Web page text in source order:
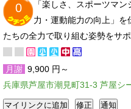
0
「楽しさ、スポーツマ
力・運動能力の向上」を
たちの全力で取り組む姿勢をサ
月謝 9,900 円～
兵庫県芦屋市潮見町31-3 芦屋シ